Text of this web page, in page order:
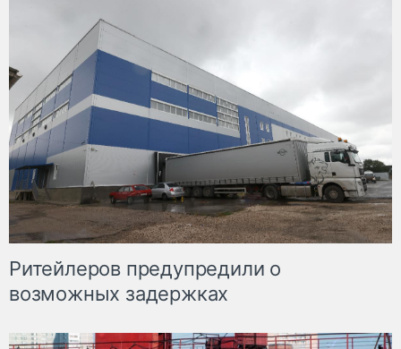
Ритейлеров предупредили о
возможных задержках